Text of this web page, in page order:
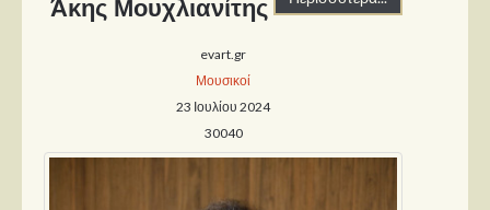
Άκης Μουχλιανίτης
evart.gr
Μουσικοί
23 Ιουλίου 2024
30040